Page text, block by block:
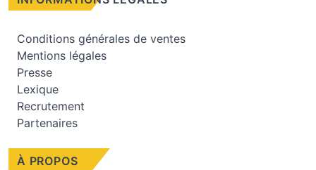
À PROPOS
Conditions générales de ventes
Mentions légales
Presse
Lexique
Recrutement
Partenaires